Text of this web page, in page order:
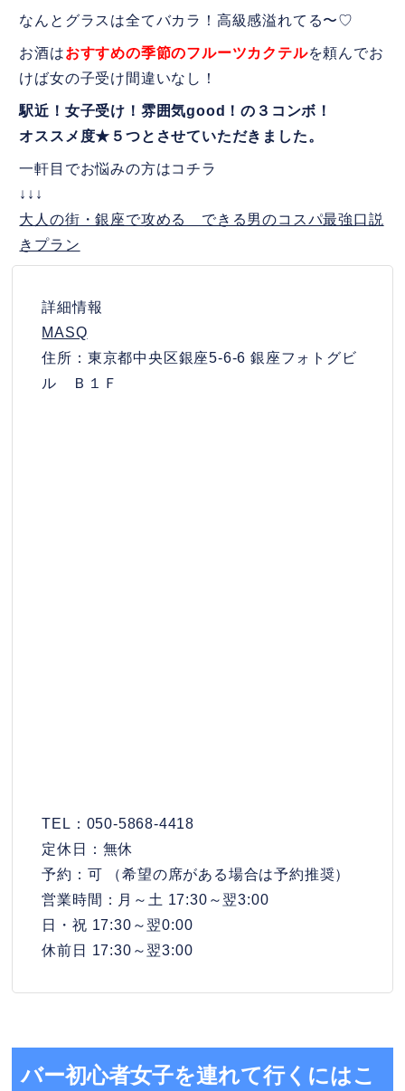
なんとグラスは全てバカラ！高級感溢れてる〜♡
お酒はおすすめの季節のフルーツカクテルを頼んでお
けば女の子受け間違いなし！
駅近！女子受け！雰囲気good！の３コンボ！
オススメ度★５つとさせていただきました。
一軒目でお悩みの方はコチラ
↓↓↓
大人の街・銀座で攻める できる男のコスパ最強口説
きプラン
詳細情報
MASQ
住所：東京都中央区銀座5-6-6 銀座フォトグビ
ル Ｂ１Ｆ
TEL：050-5868-4418
定休日：無休
予約：可 （希望の席がある場合は予約推奨）
営業時間：月～土 17:30～翌3:00
日・祝 17:30～翌0:00
休前日 17:30～翌3:00
バー初心者女子を連れて行くにはこ